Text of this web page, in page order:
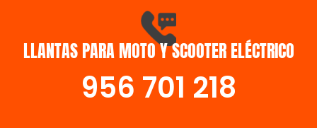
LLANTAS PARA MOTO Y SCOOTER ELÉCTRICO
956 701 218